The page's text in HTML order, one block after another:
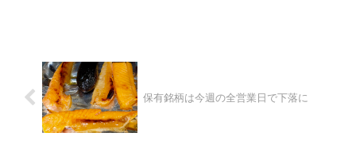
保有銘柄は今週の全営業日で下落に